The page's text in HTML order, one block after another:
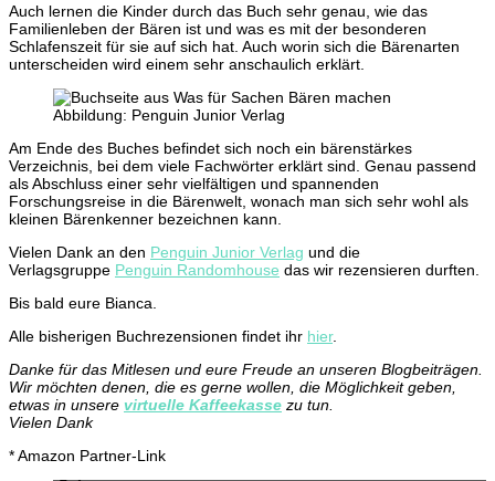
Auch lernen die Kinder durch das Buch sehr genau, wie das
Familienleben der Bären ist und was es mit der besonderen
Schlafenszeit für sie auf sich hat. Auch worin sich die Bärenarten
unterscheiden wird einem sehr anschaulich erklärt.
Abbildung: Penguin Junior Verlag
Am Ende des Buches befindet sich noch ein bärenstärkes
Verzeichnis, bei dem viele Fachwörter erklärt sind. Genau passend
als Abschluss einer sehr vielfältigen und spannenden
Forschungsreise in die Bärenwelt, wonach man sich sehr wohl als
kleinen Bärenkenner bezeichnen kann.
Vielen Dank an den Penguin Junior Verlag und die
Verlagsgruppe Penguin Randomhouse das wir rezensieren durften.
Bis bald eure Bianca.
Alle bisherigen Buchrezensionen findet ihr hier.
Danke für das Mitlesen und eure Freude an unseren Blogbeiträgen.
Wir möchten denen, die es gerne wollen, die Möglichkeit geben,
etwas in unsere virtuelle Kaffeekasse zu tun.
Vielen Dank
* Amazon Partner-Link